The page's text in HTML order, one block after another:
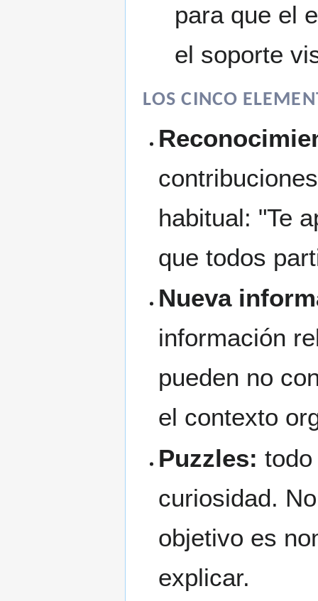
para que el
el soporte
LOS CINCO
habitual: "Te
que todos
Nueva
información
pueden no
el contexto
Puzzles:
curiosidad.
objetivo es
explicar.